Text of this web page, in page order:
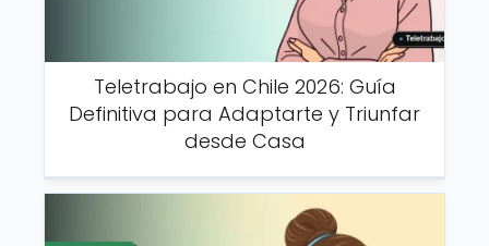
Teletrabajo en Chile 2026: Guía
Definitiva para Adaptarte y Triunfar
desde Casa